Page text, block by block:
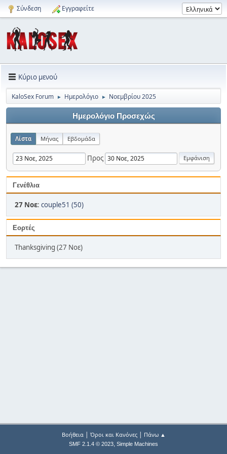
Σύνδεση Εγγραφείτε
Κύριο μενού
KaloSex Forum ► Ημερολόγιο ► Νοεμβρίου 2025
Ημερολόγιο Προσεχώς
Λίστα Μήνας Εβδομάδα
Προς
Γενέθλια
27 Νοε: couple51 (50)
Εορτές
Thanksgiving (27 Νοε)
Βοήθεια| Όροι και Κανόνες| Πάνω ▲
SMF 2.1.4 © 2023, Simple Machines